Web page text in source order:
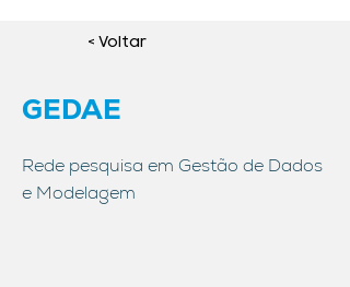
< Voltar
GEDAE
Rede pesquisa em Gestão de Dados
e Modelagem